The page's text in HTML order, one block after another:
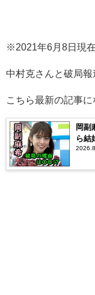
※2021年6月8日現在
中村克さんと破局報
こちら最新の記事に
岡副
ら結